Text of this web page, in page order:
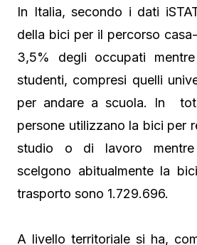
In Italia, secondo i dati
della bici per il percorso
3,5% degli occupati
studenti, compresi quelli
per andare a scuola. In
persone utilizzano la bici per
studio o di lavoro
scelgono abitualmente la
trasporto sono 1.729.696.
A livello territoriale si ha,